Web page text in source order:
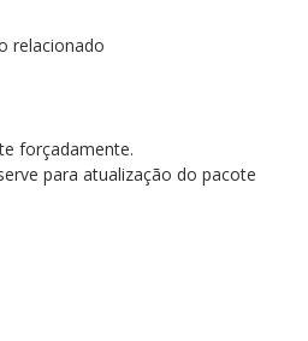
relacionado
forçadamente.
para atualização do pacote